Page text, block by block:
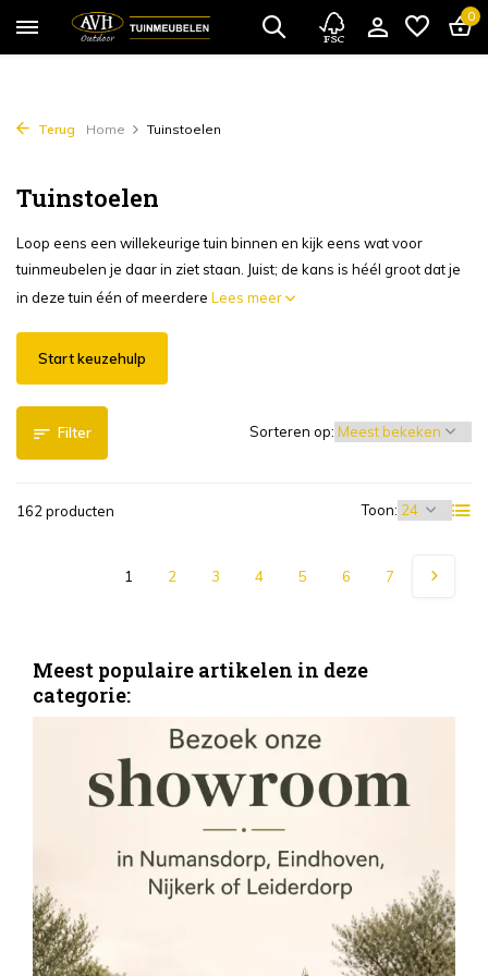
0
Terug Home Tuinstoelen
Tuinstoelen
Loop eens een willekeurige tuin binnen en kijk eens wat voor
tuinmeubelen je daar in ziet staan. Juist; de kans is héél groot dat je
in deze tuin één of meerdere Lees meer
Start keuzehulp
Filter
162 producten Toon:
Sorteren op:
1 2 3 4 5 6 7
Meest populaire artikelen in deze
categorie: